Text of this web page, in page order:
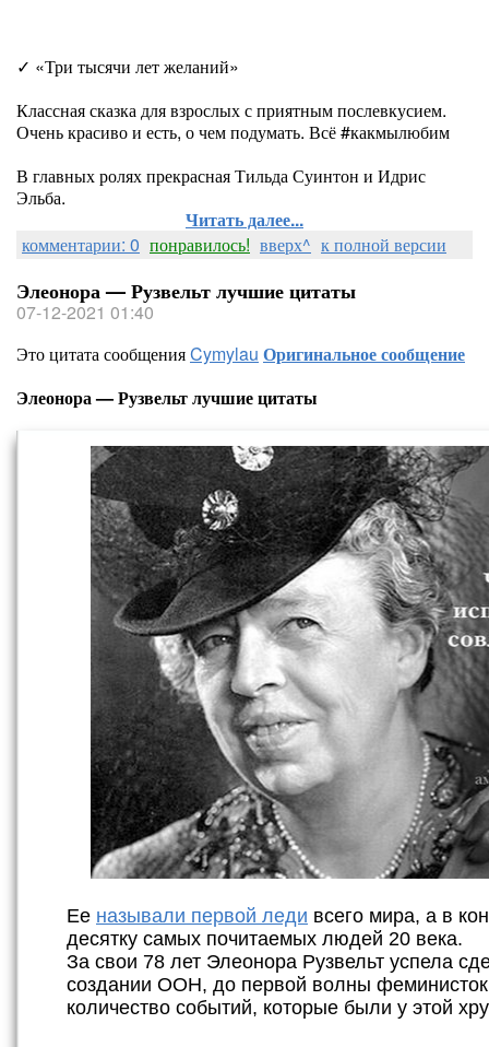
✓ «Три тысячи лет желаний»
Классная сказка для взрослых с приятным послевкусием.
Очень красиво и есть, о чем подумать. Всё #какмылюбим
В главных ролях прекрасная Тильда Суинтон и Идрис
Эльба.
Читать далее...
комментарии: 0 понравилось! вверх^ к полной версии
Элеонора — Рузвельт лучшие цитаты
07-12-2021 01:40
Это цитата сообщенияCymylau Оригинальное сообщение
Элеонора — Рузвельт лучшие цитаты
Ее называли первой леди всего мира, а в
десятку самых почитаемых людей 20 века.
За свои 78 лет Элеонора Рузвельт успела
создании ООН, до первой волны
количество событий, которые были у этой